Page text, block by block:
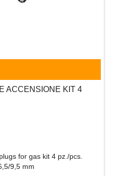
ACCENSIONE KIT 4
for gas kit 4 pz./pcs.
9,5 mm